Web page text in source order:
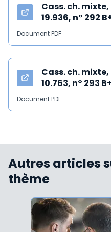
Cass. ch. mixte,
19.936, n° 292
Document PDF
Cass. ch. mixte,
10.763, n° 293
Document PDF
Autres articles
thème